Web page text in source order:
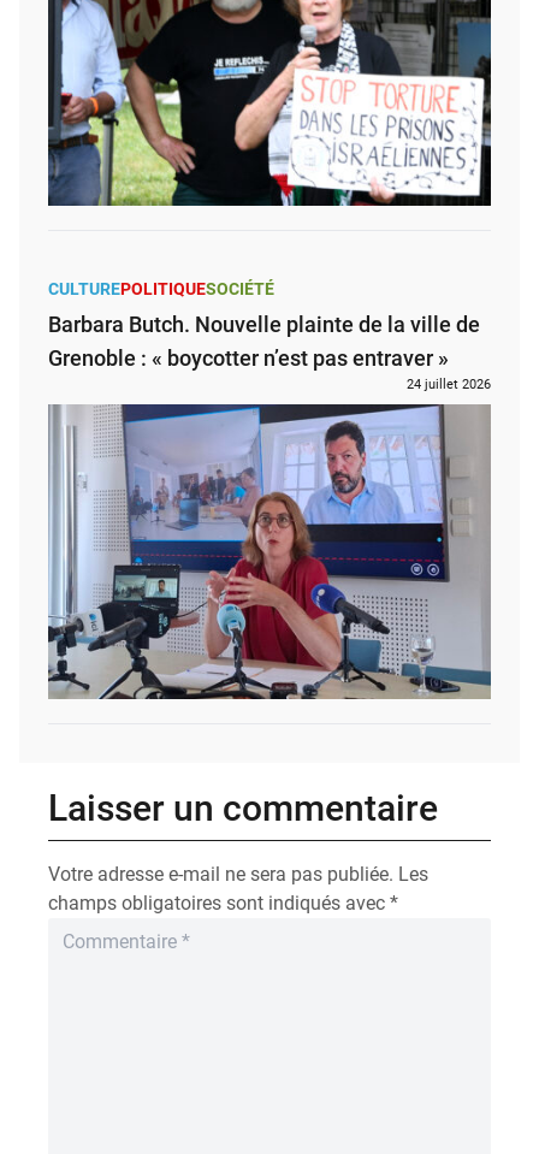
CULTUREPOLITIQUESOCIÉTÉ
Barbara Butch. Nouvelle plainte de la ville de
Grenoble : « boycotter n’est pas entraver »
24 juillet 2026
Laisser un commentaire
Votre adresse e-mail ne sera pas publiée. Les
champs obligatoires sont indiqués avec *